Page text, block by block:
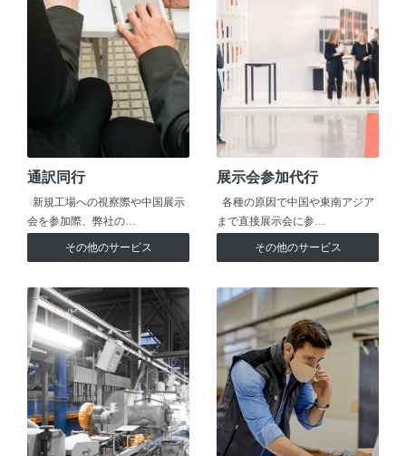
通訳同行
新規工場への視察際や中国展示
会を参加際、弊社の…
その他のサービス
展示会参加代行
各種の原因で中国や東南アジア
まで直接展示会に参…
その他のサービス